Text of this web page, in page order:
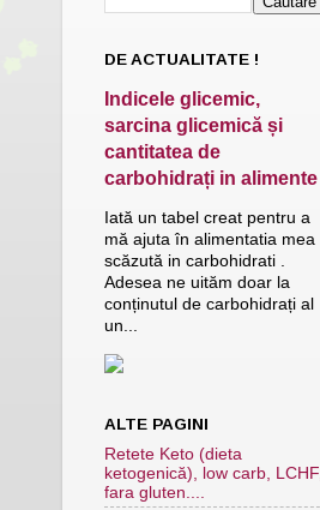
DE ACTUALITATE !
Indicele glicemic,
sarcina glicemică și
cantitatea de
carbohidrați in alimente
Iată un tabel creat pentru a
mă ajuta în alimentatia mea
scăzută in carbohidrati .
Adesea ne uităm doar la
conținutul de carbohidrați al
un...
ALTE PAGINI
Retete Keto (dieta
ketogenică), low carb, LCHF,
fara gluten....